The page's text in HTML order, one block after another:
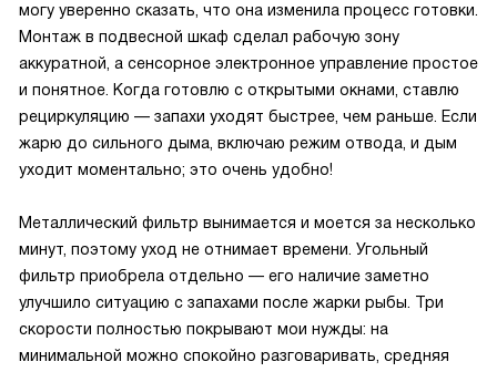
могу уверенно сказать, что она изменила процесс готовки.
Монтаж в подвесной шкаф сделал рабочую зону
аккуратной, а сенсорное электронное управление простое
и понятное. Когда готовлю с открытыми окнами, ставлю
рециркуляцию — запахи уходят быстрее, чем раньше. Если
жарю до сильного дыма, включаю режим отвода, и дым
уходит моментально; это очень удобно!
Металлический фильтр вынимается и моется за несколько
минут, поэтому уход не отнимает времени. Угольный
фильтр приобрела отдельно — его наличие заметно
улучшило ситуацию с запахами после жарки рыбы. Три
скорости полностью покрывают мои нужды: на
минимальной можно спокойно разговаривать, средняя